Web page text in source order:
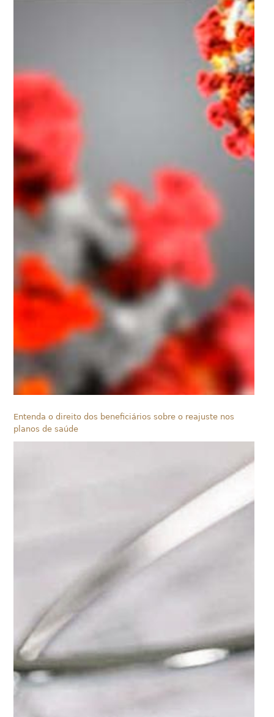
Entenda o direito dos beneficiários sobre o reajuste nos
planos de saúde